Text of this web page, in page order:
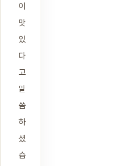
이
맛
있
다
고
말
씀
하
셨
습